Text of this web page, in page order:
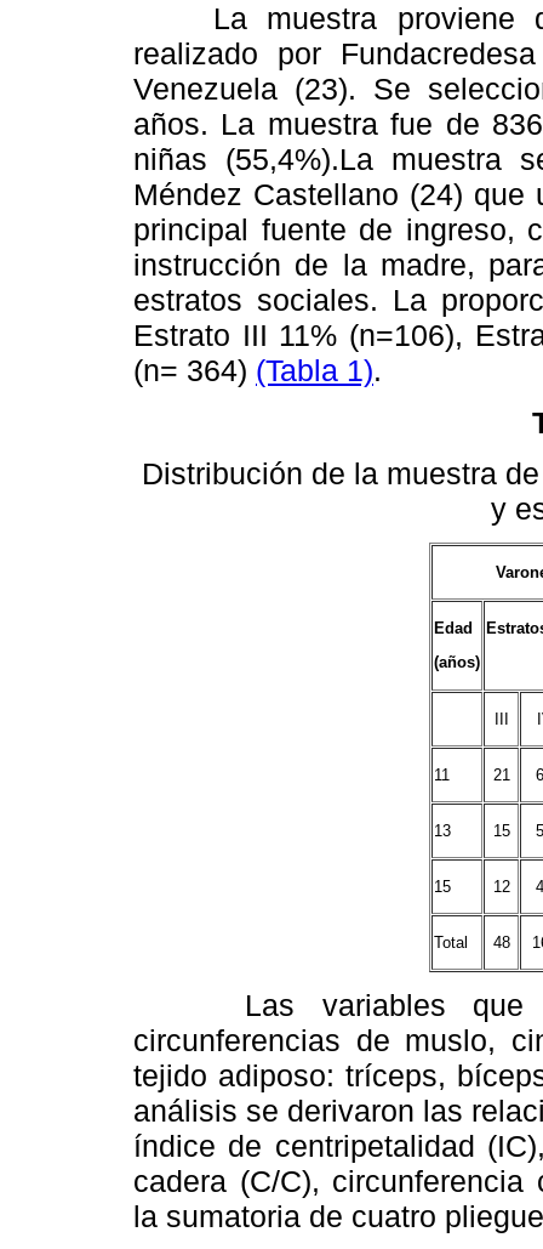
La muestra proviene
realizado por
Venezuela (23). Se
años. La muestra fue de
niñas (55,4%).La muestra
Méndez Castellano (24)
principal fuente de ingreso,
instrucción de la madre,
estratos sociales. La
Estrato III 11% (n=106),
(n= 364) (Tabla 1).
Distribución de la muestra
y
Edad
(años)
11 21
13 15
15 12
Total 48
Las variables que
circunferencias de muslo,
tejido adiposo: tríceps,
análisis se derivaron las
índice de centripetalidad
cadera (C/C),
la sumatoria de cuatro